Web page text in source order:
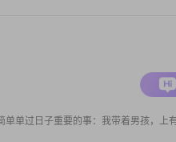
单过日子重要的事：我带着男孩，上